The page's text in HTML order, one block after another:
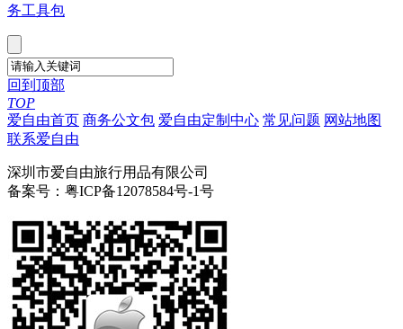
务工具包
回到顶部
TOP
爱自由首页 商务公文包 爱自由定制中心 常见问题 网站地图
联系爱自由
深圳市爱自由旅行用品有限公司
备案号：粤ICP备12078584号-1号